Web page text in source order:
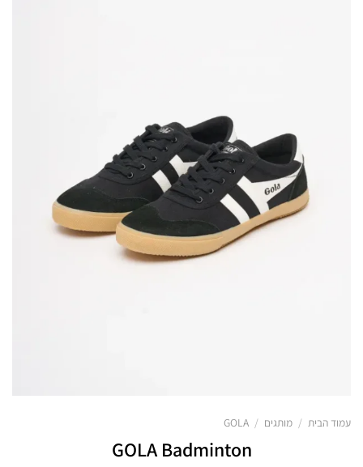
עמוד הבית / מותגים /
GOLA
GOLA Badminton